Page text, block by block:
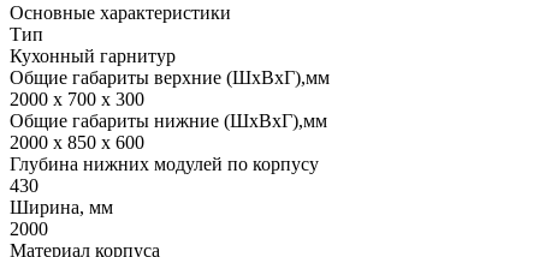
Основные характеристики
Тип
Кухонный гарнитур
Общие габариты верхние (ШхВхГ),мм
2000 х 700 х 300
Общие габариты нижние (ШхВхГ),мм
2000 х 850 х 600
Глубина нижних модулей по корпусу
430
Ширина, мм
2000
Материал корпуса